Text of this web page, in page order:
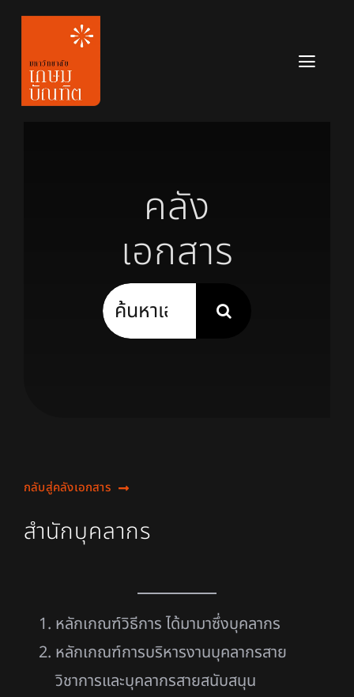
Skip
content
หลักสูตร
เกี่ยวกับมหาวิทยาลัยคลัง
เอกสาร
Search
for:
กลับสู่คลังเอกสาร
สำนักบุคลากร
หลักเกณฑ์วิธีการ ได้มามาซึ่งบุคลากร
หลักเกณฑ์การบริหารงานบุคลากรสาย
วิชาการและบุคลากรสายสนับสนุน